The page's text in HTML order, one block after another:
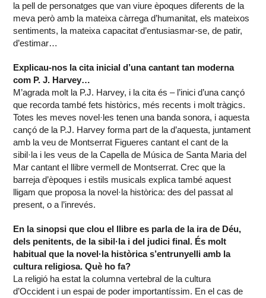
la pell de personatges que van viure èpoques diferents de la
meva però amb la mateixa càrrega d’humanitat, els mateixos
sentiments, la mateixa capacitat d’entusiasmar-se, de patir,
d’estimar…
Explicau-nos la cita inicial d’una cantant tan moderna
com P. J. Harvey…
M’agrada molt la P.J. Harvey, i la cita és – l’inici d’una cançó
que recorda també fets històrics, més recents i molt tràgics.
Totes les meves novel·les tenen una banda sonora, i aquesta
cançó de la P.J. Harvey forma part de la d’aquesta, juntament
amb la veu de Montserrat Figueres cantant el cant de la
sibil·la i les veus de la Capella de Música de Santa Maria del
Mar cantant el llibre vermell de Montserrat. Crec que la
barreja d’èpoques i estils musicals explica també aquest
lligam que proposa la novel·la històrica: des del passat al
present, o a l’inrevés.
En la sinopsi que clou el llibre es parla de la ira de Déu,
dels penitents, de la sibil·la i del judici final. És molt
habitual que la novel·la històrica s’entrunyelli amb la
cultura religiosa. Què ho fa?
La religió ha estat la columna vertebral de la cultura
d’Occident i un espai de poder importantíssim. En el cas de